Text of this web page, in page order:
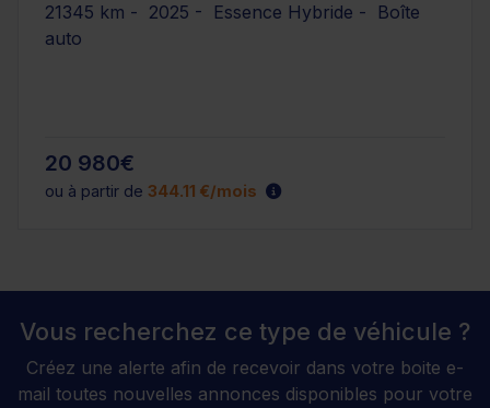
21345 km - 2025 - Essence Hybride - Boîte
auto
20 980€
ou à partir de 344.11 €/mois
Vous recherchez ce type de véhicule ?
Créez une alerte afin de recevoir dans votre boite e-
mail toutes nouvelles annonces disponibles pour votre